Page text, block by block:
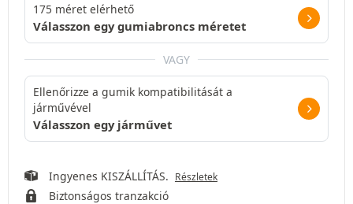
175 méret elérhető
Válasszon egy gumiabroncs méretet
VAGY
Ellenőrizze a gumik kompatibilitását a
járművével
Válasszon egy járművet
Ingyenes KISZÁLLÍTÁS. Részletek
Biztonságos tranzakció